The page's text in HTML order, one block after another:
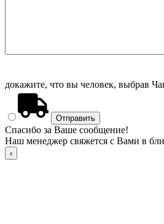
докажите, что вы человек, выбрав
Спасибо за Ваше сообщение!
Наш менеджер свяжется с Вами в